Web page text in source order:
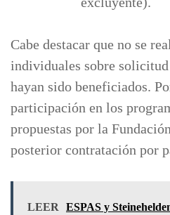
Cabe destacar que no se
individuales sobre
hayan sido beneficiados.
participación en los
propuestas por la
posterior contratación por
LEER
ESPAS y